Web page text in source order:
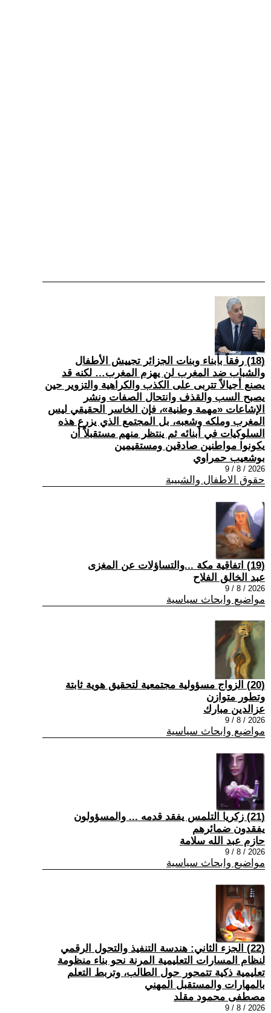
(18) رفقاً بأبناء وبنات الجزائر تجييش الأطفال
والشباب ضد المغرب لن يهزم المغرب… لكنه قد
يصنع أجيالاً تتربى على الكذب والكراهية والتزوير حين
يصبح السب والقذف وانتحال الصفات ونشر
الإشاعات «مهمة وطنية»، فإن الخاسر الحقيقي ليس
المغرب وملكه وشعبه، بل المجتمع الذي يزرع هذه
السلوكيات في أبنائه ثم ينتظر منهم مستقبلاً أن
يكونوا مواطنين صادقين ومستقيمين
بوشعيب حمراوي
2026 / 8 / 9
حقوق الاطفال والشبيبة
(19) اتفاقية مكة ...والتساؤلات عن المغزى
عبد الخالق الفلاح
2026 / 8 / 9
مواضيع وابحاث سياسية
(20) الزواج مسؤولية مجتمعية لتحقيق هوية ثابتة
وتطور متوازن
عزالدين مبارك
2026 / 8 / 9
مواضيع وابحاث سياسية
(21) زكريا التلمس يفقد قدمه ... والمسؤولون
يفقدون ضمائرهم
حازم عبد الله سلامة
2026 / 8 / 9
مواضيع وابحاث سياسية
(22) الجزء الثاني: هندسة التنفيذ والتحول الرقمي
لنظام المسارات التعليمية المرنة نحو بناء منظومة
تعليمية ذكية تتمحور حول الطالب، وتربط التعلم
بالمهارات والمستقبل المهني
مصطفى محمود مقلد
2026 / 8 / 9